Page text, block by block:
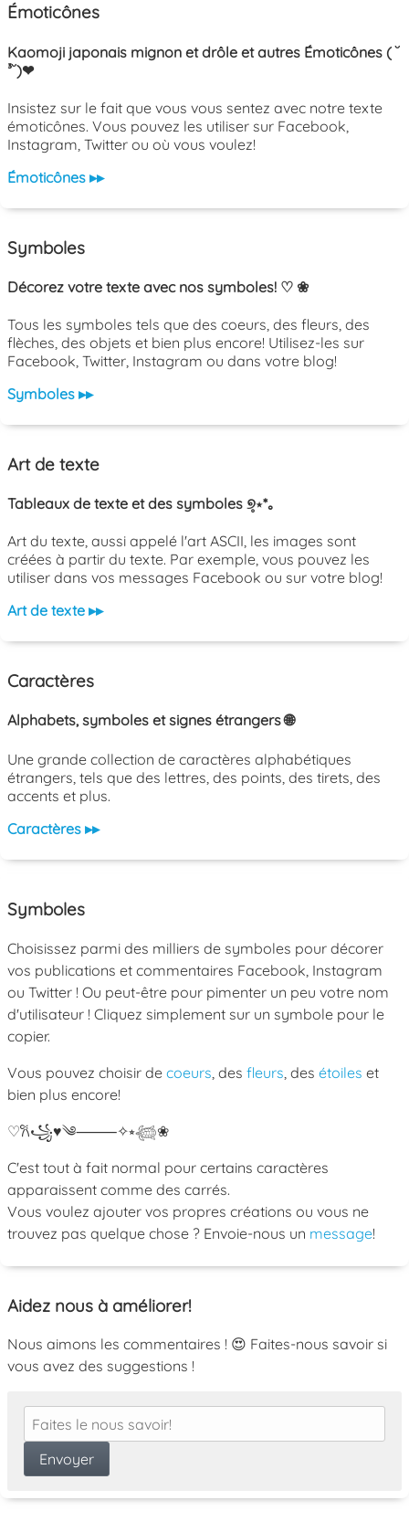
Émoticônes
Kaomoji japonais mignon et drôle et autres Émoticônes ( ˘
³˘)❤
Insistez sur le fait que vous vous sentez avec notre texte
émoticônes. Vous pouvez les utiliser sur Facebook,
Instagram, Twitter ou où vous voulez!
Émoticônes ▸▸
Symboles
Décorez votre texte avec nos symboles! ♡ ❀
Tous les symboles tels que des coeurs, des fleurs, des
flèches, des objets et bien plus encore! Utilisez-les sur
Facebook, Twitter, Instagram ou dans votre blog!
Symboles ▸▸
Art de texte
Tableaux de texte et des symboles ୭̥⋆*｡
Art du texte, aussi appelé l'art ASCII, les images sont
créées à partir du texte. Par exemple, vous pouvez les
utiliser dans vos messages Facebook ou sur votre blog!
Art de texte ▸▸
Caractères
Alphabets, symboles et signes étrangers 🌐
Une grande collection de caractères alphabétiques
étrangers, tels que des lettres, des points, des tirets, des
accents et plus.
Caractères ▸▸
Symboles
Choisissez parmi des milliers de symboles pour décorer
vos publications et commentaires Facebook, Instagram
ou Twitter ! Ou peut-être pour pimenter un peu votre nom
d'utilisateur ! Cliquez simplement sur un symbole pour le
copier.
Vous pouvez choisir de coeurs, des fleurs, des étoiles et
bien plus encore!
♡𐙚꧁♥༄⸻✧⭒𓆉❀
C'est tout à fait normal pour certains caractères
apparaissent comme des carrés.
Vous voulez ajouter vos propres créations ou vous ne
trouvez pas quelque chose ? Envoie-nous un message!
Aidez nous à améliorer!
Nous aimons les commentaires ! 😍 Faites-nous savoir si
vous avez des suggestions !